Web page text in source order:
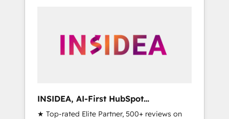
INSIDEA, AI-First HubSpot
Onboarding & RevOps
★ Top-rated Elite Partner, 500+ reviews on